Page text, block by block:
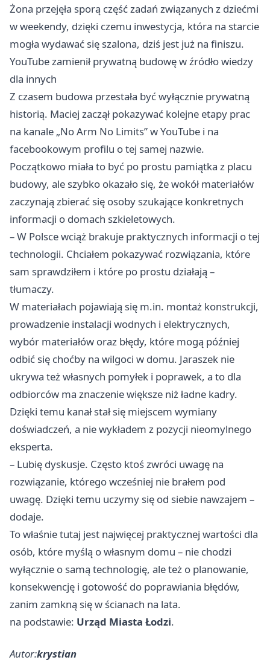
Żona przejęła sporą część zadań związanych z dziećmi
w weekendy, dzięki czemu inwestycja, która na starcie
mogła wydawać się szalona, dziś jest już na finiszu.
YouTube zamienił prywatną budowę w źródło wiedzy
dla innych
Z czasem budowa przestała być wyłącznie prywatną
historią. Maciej zaczął pokazywać kolejne etapy prac
na kanale „No Arm No Limits” w YouTube i na
facebookowym profilu o tej samej nazwie.
Początkowo miała to być po prostu pamiątka z placu
budowy, ale szybko okazało się, że wokół materiałów
zaczynają zbierać się osoby szukające konkretnych
informacji o domach szkieletowych.
– W Polsce wciąż brakuje praktycznych informacji o tej
technologii. Chciałem pokazywać rozwiązania, które
sam sprawdziłem i które po prostu działają –
tłumaczy.
W materiałach pojawiają się m.in. montaż konstrukcji,
prowadzenie instalacji wodnych i elektrycznych,
wybór materiałów oraz błędy, które mogą później
odbić się choćby na wilgoci w domu. Jaraszek nie
ukrywa też własnych pomyłek i poprawek, a to dla
odbiorców ma znaczenie większe niż ładne kadry.
Dzięki temu kanał stał się miejscem wymiany
doświadczeń, a nie wykładem z pozycji nieomylnego
eksperta.
– Lubię dyskusje. Często ktoś zwróci uwagę na
rozwiązanie, którego wcześniej nie brałem pod
uwagę. Dzięki temu uczymy się od siebie nawzajem –
dodaje.
To właśnie tutaj jest najwięcej praktycznej wartości dla
osób, które myślą o własnym domu – nie chodzi
wyłącznie o samą technologię, ale też o planowanie,
konsekwencję i gotowość do poprawiania błędów,
zanim zamkną się w ścianach na lata.
na podstawie: Urząd Miasta Łodzi.
Autor:krystian